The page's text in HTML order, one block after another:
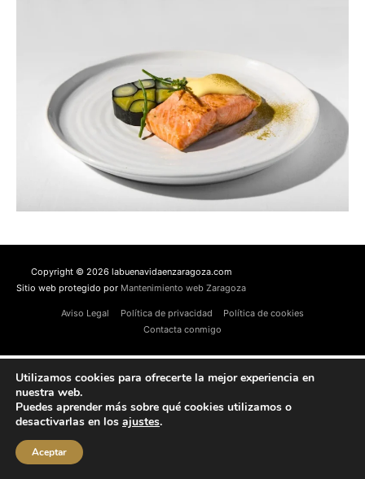
Copyright © 2026 labuenavidaenzaragoza.com
Sitio web protegido por Mantenimiento web Zaragoza
Aviso Legal Política de privacidad
Política de cookies
Contacta conmigo
Utilizamos cookies para ofrecerte la mejor experiencia en
nuestra web.
Puedes aprender más sobre qué cookies utilizamos o
desactivarlas en los ajustes.
Aceptar